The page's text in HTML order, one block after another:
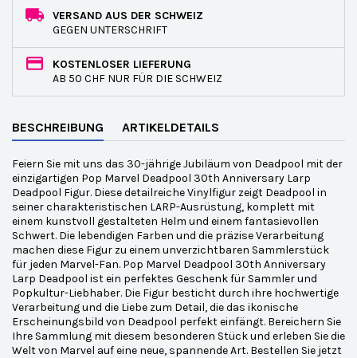
VERSAND AUS DER SCHWEIZ
GEGEN UNTERSCHRIFT
KOSTENLOSER LIEFERUNG
AB 50 CHF NUR FÜR DIE SCHWEIZ
BESCHREIBUNG ARTIKELDETAILS
Feiern Sie mit uns das 30-jährige Jubiläum von Deadpool mit der
einzigartigen Pop Marvel Deadpool 30th Anniversary Larp
Deadpool Figur. Diese detailreiche Vinylfigur zeigt Deadpool in
seiner charakteristischen LARP-Ausrüstung, komplett mit
einem kunstvoll gestalteten Helm und einem fantasievollen
Schwert. Die lebendigen Farben und die präzise Verarbeitung
machen diese Figur zu einem unverzichtbaren Sammlerstück
für jeden Marvel-Fan. Pop Marvel Deadpool 30th Anniversary
Larp Deadpool ist ein perfektes Geschenk für Sammler und
Popkultur-Liebhaber. Die Figur besticht durch ihre hochwertige
Verarbeitung und die Liebe zum Detail, die das ikonische
Erscheinungsbild von Deadpool perfekt einfängt. Bereichern Sie
Ihre Sammlung mit diesem besonderen Stück und erleben Sie die
Welt von Marvel auf eine neue, spannende Art. Bestellen Sie jetzt